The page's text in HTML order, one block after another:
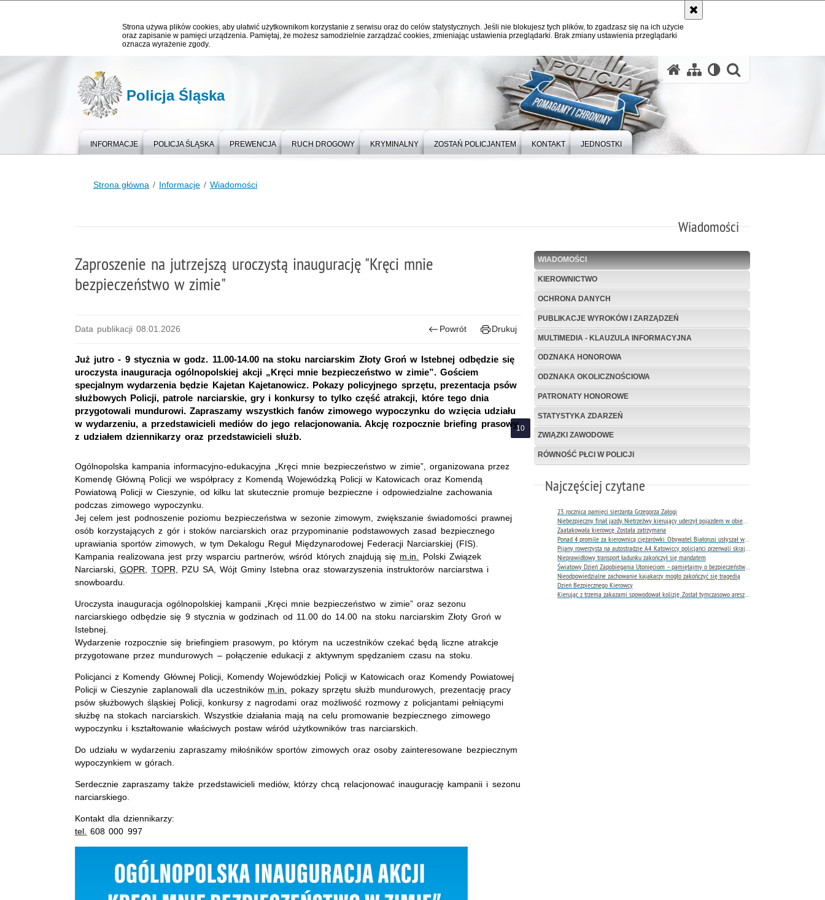
Strona używa plików cookies, aby ułatwić użytkownikom korzystanie z serwisu oraz do celów statystycznych. Jeśli nie blokujesz tych plików, to zgadzasz się na ich użycie
oraz zapisanie w pamięci urządzenia. Pamiętaj, że możesz samodzielnie zarządzać cookies, zmieniając ustawienia przeglądarki. Brak zmiany ustawienia przeglądarki
oznacza wyrażenie zgody.
Policja Śląska
INFORMACJE POLICJA ŚLĄSKA PREWENCJA RUCH DROGOWY KRYMINALNY ZOSTAŃ POLICJANTEM KONTAKT JEDNOSTKI
Strona główna Informacje Wiadomości
Wiadomości
WIADOMOŚCI
KIEROWNICTWO
OCHRONA DANYCH
PUBLIKACJE WYROKÓW I ZARZĄDZEŃ
MULTIMEDIA - KLAUZULA INFORMACYJNA
ODZNAKA HONOROWA
ODZNAKA OKOLICZNOŚCIOWA
PATRONATY HONOROWE
STATYSTYKA ZDARZEŃ
ZWIĄZKI ZAWODOWE
RÓWNOŚĆ PŁCI W POLICJI
Najczęściej czytane
23. rocznica pamięci sierżanta Grzegorza Załogi
Zaatakowała kierowcę. Została zatrzymana
Nieprawidłowy transport ładunku zakończył się mandatem
Nieodpowiedzialne zachowanie kajakarzy mogło zakończyć się tragedią
Dzień Bezpiecznego Kierowcy
Zaproszenie na jutrzejszą uroczystą inaugurację "Kręci mnie
bezpieczeństwo w zimie"
Data publikacji 08.01.2026 Powrót Drukuj
Już jutro - 9 stycznia w godz. 11.00-14.00 na stoku narciarskim Złoty Groń w Istebnej odbędzie się
uroczysta inauguracja ogólnopolskiej akcji „Kręci mnie bezpieczeństwo w zimie”. Gościem
specjalnym wydarzenia będzie Kajetan Kajetanowicz. Pokazy policyjnego sprzętu, prezentacja psów
służbowych Policji, patrole narciarskie, gry i konkursy to tylko część atrakcji, które tego dnia
przygotowali mundurowi. Zapraszamy wszystkich fanów zimowego wypoczynku do wzięcia udziału
w wydarzeniu, a przedstawicieli mediów do jego relacjonowania. Akcję rozpocznie briefing prasowy
z udziałem dziennikarzy oraz przedstawicieli służb.
Ogólnopolska kampania informacyjno-edukacyjna „Kręci mnie bezpieczeństwo w zimie”, organizowana przez
Komendę Główną Policji we współpracy z Komendą Wojewódzką Policji w Katowicach oraz Komendą
Powiatową Policji w Cieszynie, od kilku lat skutecznie promuje bezpieczne i odpowiedzialne zachowania
podczas zimowego wypoczynku.
Jej celem jest podnoszenie poziomu bezpieczeństwa w sezonie zimowym, zwiększanie świadomości prawnej
osób korzystających z gór i stoków narciarskich oraz przypominanie podstawowych zasad bezpiecznego
uprawiania sportów zimowych, w tym Dekalogu Reguł Międzynarodowej Federacji Narciarskiej (FIS).
Kampania realizowana jest przy wsparciu partnerów, wśród których znajdują się m.in. Polski Związek
Narciarski,GOPR, TOPR, PZU SA, Wójt Gminy Istebna oraz stowarzyszenia instruktorów narciarstwa i
snowboardu.
Uroczysta inauguracja ogólnopolskiej kampanii „Kręci mnie bezpieczeństwo w zimie” oraz sezonu
narciarskiego odbędzie się 9 stycznia w godzinach od 11.00 do 14.00 na stoku narciarskim Złoty Groń w
Istebnej.
Wydarzenie rozpocznie się briefingiem prasowym, po którym na uczestników czekać będą liczne atrakcje
przygotowane przez mundurowych – połączenie edukacji z aktywnym spędzaniem czasu na stoku.
Policjanci z Komendy Głównej Policji, Komendy Wojewódzkiej Policji w Katowicach oraz Komendy Powiatowej
Policji w Cieszynie zaplanowali dla uczestników m.in. pokazy sprzętu służb mundurowych, prezentację pracy
psów służbowych śląskiej Policji, konkursy z nagrodami oraz możliwość rozmowy z policjantami pełniącymi
służbę na stokach narciarskich. Wszystkie działania mają na celu promowanie bezpiecznego zimowego
wypoczynku i kształtowanie właściwych postaw wśród użytkowników tras narciarskich.
Do udziału w wydarzeniu zapraszamy miłośników sportów zimowych oraz osoby zainteresowane bezpiecznym
wypoczynkiem w górach.
Serdecznie zapraszamy także przedstawicieli mediów, którzy chcą relacjonować inaugurację kampanii i sezonu
narciarskiego.
Kontakt dla dziennikarzy:
tel. 608 000 997